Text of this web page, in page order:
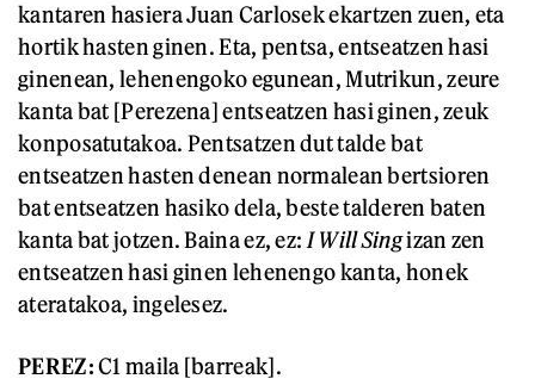
kantaren hasiera Juan Carlosek ekartzen zuen, eta
hortik hasten ginen. Eta, pentsa, entseatzen hasi
ginenean, lehenengoko egunean, Mutrikun, zeure
kanta bat [Perezena] entseatzen hasi ginen, zeuk
konposatutakoa. Pentsatzen dut talde bat
entseatzen hasten denean normalean bertsioren
bat entseatzen hasiko dela, beste talderen baten
kanta bat jotzen. Baina ez, ez: I Will Singizan zen
entseatzen hasi ginen lehenengo kanta, honek
ateratakoa, ingelesez.
PEREZ:C1 maila [barreak].